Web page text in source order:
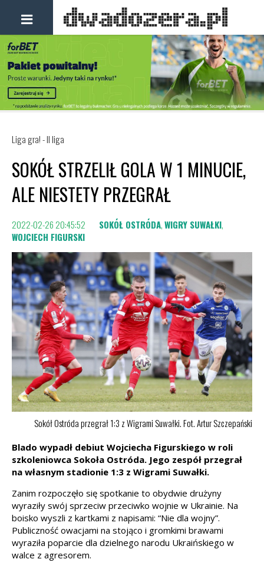
Liga gra! - II liga
SOKÓŁ STRZELIŁ GOLA W 1 MINUCIE,
ALE NIESTETY PRZEGRAŁ
2022-02-26 20:45:52 SOKÓŁ OSTRÓDA,WIGRY SUWAŁKI,
WOJCIECH FIGURSKI
Sokół Ostróda przegrał 1:3 z Wigrami Suwałki. Fot. Artur Szczepański
Blado wypadł debiut Wojciecha Figurskiego w roli
szkoleniowca Sokoła Ostróda. Jego zespół przegrał
na własnym stadionie 1:3 z Wigrami Suwałki.
Zanim rozpoczęło się spotkanie to obydwie drużyny
wyraziły swój sprzeciw przeciwko wojnie w Ukrainie. Na
boisko wyszli z kartkami z napisami: “Nie dla wojny”.
Publiczność owacjami na stojąco i gromkimi brawami
wyraziła poparcie dla dzielnego narodu Ukraińskiego w
walce z agresorem.